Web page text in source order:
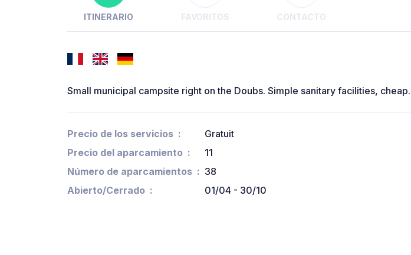
ITINERARIO FAVORITOS CONTACTO
Small municipal campsite right on the Doubs. Simple sanitary facilities, cheap.
Precio de los servicios
Gratuit
Precio del aparcamiento
11
Número de aparcamientos
38
Abierto/Cerrado
01/04 - 30/10